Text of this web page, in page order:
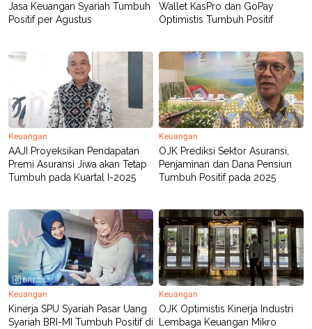
OF
USE
PEMBERITAAN
SIBER
PRIVACY
POLICY
Jasa Keuangan Syariah Tumbuh
Positif per Agustus
Wallet KasPro dan GoPay
Optimistis Tumbuh Positif
Keuangan
AAJI Proyeksikan Pendapatan
Premi Asuransi Jiwa akan Tetap
Tumbuh pada Kuartal I-2025
Keuangan
OJK Prediksi Sektor Asuransi,
Penjaminan dan Dana Pensiun
Tumbuh Positif pada 2025
Keuangan
Kinerja SPU Syariah Pasar Uang
Syariah BRI-MI Tumbuh Positif di
Keuangan
OJK Optimistis Kinerja Industri
Lembaga Keuangan Mikro